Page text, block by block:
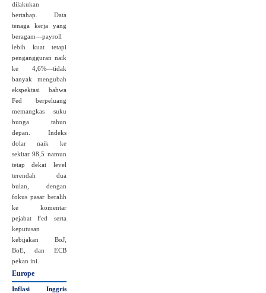
dilakukan
bertahap. Data
tenaga kerja yang
beragam—payroll
lebih kuat tetapi
pengangguran naik
ke 4,6%—tidak
banyak mengubah
ekspektasi bahwa
Fed berpeluang
memangkas suku
bunga tahun
depan. Indeks
dolar naik ke
sekitar 98,5 namun
tetap dekat level
terendah dua
bulan, dengan
fokus pasar beralih
ke komentar
pejabat Fed serta
keputusan
kebijakan BoJ,
BoE, dan ECB
pekan ini.
Europe
Inflasi Inggris